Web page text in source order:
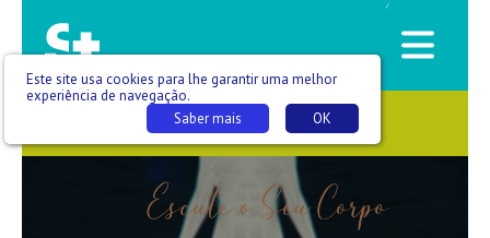
/
SAÚDE QUE SE VÊ
Este site usa cookies para lhe garantir uma melhor
experiência de navegação.
OK
Saber mais